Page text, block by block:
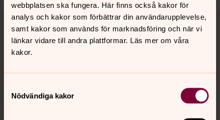
webbplatsen ska fungera. Här finns också kakor för
analys och kakor som förbättrar din användarupplevelse,
samt kakor som används för marknadsföring och när vi
länkar vidare till andra plattformar. Läs mer om våra
kakor.
Nödvändiga kakor
Tillbaka till toppen
Tillbaka till innehållet
Kalender